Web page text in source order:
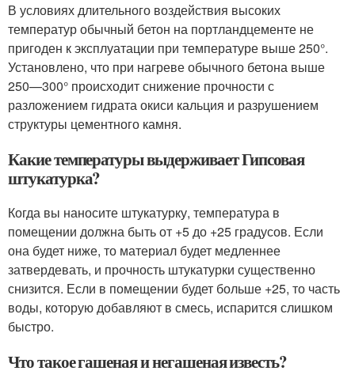
В условиях длительного воздействия высоких
температур обычный бетон на портландцементе не
пригоден к эксплуатации при температуре выше 250°.
Установлено, что при нагреве обычного бетона выше
250—300° происходит снижение прочности с
разложением гидрата окиси кальция и разрушением
структуры цементного камня.
Какие температуры выдерживает Гипсовая
штукатурка?
Когда вы наносите штукатурку, температура в
помещении должна быть от +5 до +25 градусов. Если
она будет ниже, то материал будет медленнее
затвердевать, и прочность штукатурки существенно
снизится. Если в помещении будет больше +25, то часть
воды, которую добавляют в смесь, испарится слишком
быстро.
Что такое гашеная и негашеная известь?